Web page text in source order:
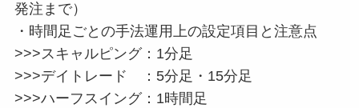
発注まで）
・時間足ごとの手法運用上の設定項目と注意点
>>>スキャルピング：1分足
>>>デイトレード ：5分足・15分足
>>>ハーフスイング：1時間足